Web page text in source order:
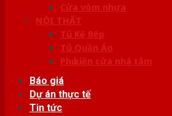
Cửa vòm nhựa
NỘI THẤT
Tủ Kệ Bếp
Tủ Quần Áo
Phụ kiện cửa nhà tắm
Báo giá
Dự án thực tế
Tin tức